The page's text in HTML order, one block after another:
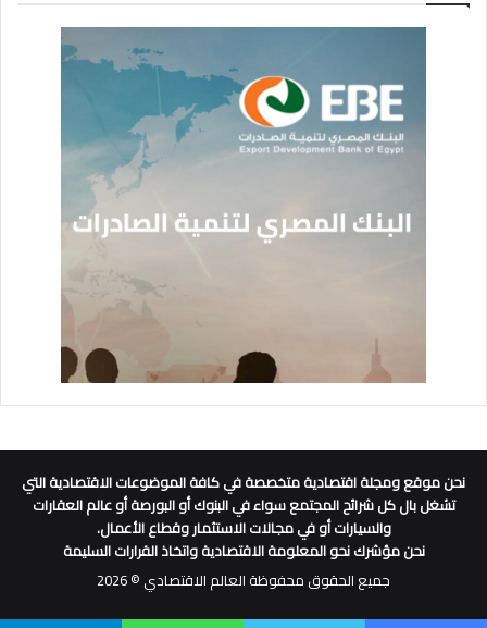
نحن موقع ومجلة اقتصادية متخصصة في كافة الموضوعات الاقتصادية التي
تشغل بال كل شرائح المجتمع سواء في البنوك أو البورصة أو عالم العقارات
والسيارات أو في مجالات الاستثمار وقطاع الأعمال.
نحن مؤشرك نحو المعلومة الاقتصادية واتخاذ القرارات السليمة
جميع الحقوق محفوظة العالم الاقتصادي © 2026